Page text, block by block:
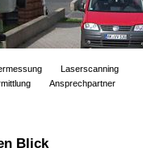
Laserscanning
Ansprechpartner
Blick